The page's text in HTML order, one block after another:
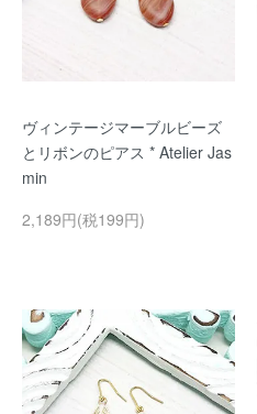
ヴィンテージマーブルビーズ
とリボンのピアス * Atelier Jas
min
2,189円(税199円)